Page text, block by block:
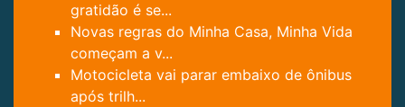
gratidão é se...
Novas regras do Minha Casa, Minha Vida
começam a v...
Motocicleta vai parar embaixo de ônibus
após trilh...